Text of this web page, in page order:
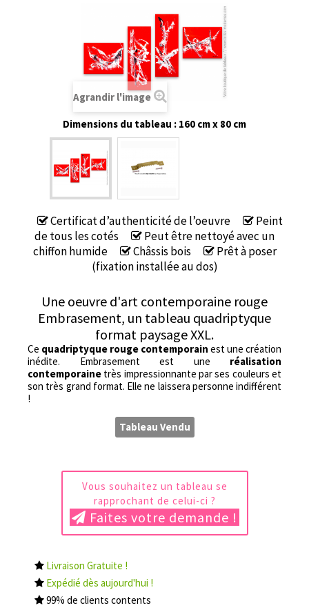
Agrandir l'image
Dimensions du tableau : 160 cm x 80 cm
Certificat d’authenticité de l’oeuvre
Peint
de tous les cotés
Peut être nettoyé avec un
chiffon humide
Châssis bois
Prêt à poser
(fixation installée au dos)
Une oeuvre d'art contemporaine rouge
Embrasement, un tableau quadriptyque
format paysage XXL.
Ce quadriptyque rouge contemporain est une création
inédite. Embrasement est une réalisation
contemporaine très impressionnante par ses couleurs et
son très grand format. Elle ne laissera personne indifférent
!
Tableau Vendu
Vous souhaitez un tableau se
rapprochant de celui-ci ?
Faites votre demande !
Livraison Gratuite !
Expédié dès aujourd'hui !
99% de clients contents